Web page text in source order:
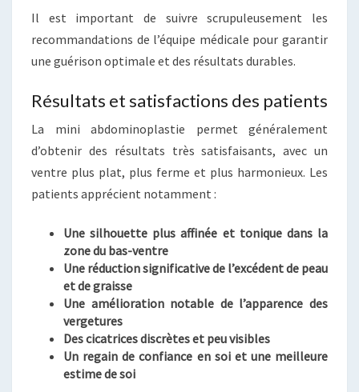
Il est important de suivre scrupuleusement les
recommandations de l’équipe médicale pour garantir
une guérison optimale et des résultats durables.
Résultats et satisfactions des patients
La mini abdominoplastie permet généralement
d’obtenir des résultats très satisfaisants, avec un
ventre plus plat, plus ferme et plus harmonieux. Les
patients apprécient notamment :
Une silhouette plus affinée et tonique dans la
zone du bas-ventre
Une réduction significative de l’excédent de peau
et de graisse
Une amélioration notable de l’apparence des
vergetures
Des cicatrices discrètes et peu visibles
Un regain de confiance en soi et une meilleure
estime de soi